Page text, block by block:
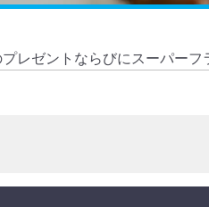
レゼントならびにスーパー